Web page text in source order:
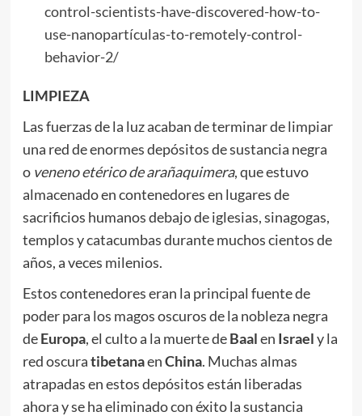
control-scientists-have-discovered-how-to-
use-nanopartículas-to-remotely-control-
behavior-2/
LIMPIEZA
Las fuerzas de la luz acaban de terminar de limpiar
una red de enormes depósitos de sustancia negra
o veneno etérico de arañaquimera, que estuvo
almacenado en contenedores en lugares de
sacrificios humanos debajo de iglesias, sinagogas,
templos y catacumbas durante muchos cientos de
años, a veces milenios.
Estos contenedores eran la principal fuente de
poder para los magos oscuros de la nobleza negra
deEuropa, el culto a la muerte deBaalen Israely la
red oscuratibetanaenChina. Muchas almas
atrapadas en estos depósitos están liberadas
ahora y se ha eliminado con éxito la sustancia